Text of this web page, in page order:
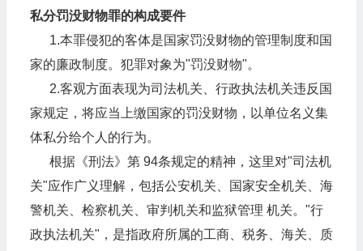
私分罚没财物罪的构成要件
1.本罪侵犯的客体是国家罚没财物的管理制度和国
家的廉政制度。犯罪对象为"罚没财物"。
2.客观方面表现为司法机关、行政执法机关违反国
家规定，将应当上缴国家的罚没财物，以单位名义集
体私分给个人的行为。
根据《刑法》第 94条规定的精神，这里对"司法机
关"应作广义理解，包括公安机关、国家安全机关、海
警机关、检察机关、审判机关和监狱管理 机关。"行
政执法机关"，是指政府所属的工商、税务、海关、质